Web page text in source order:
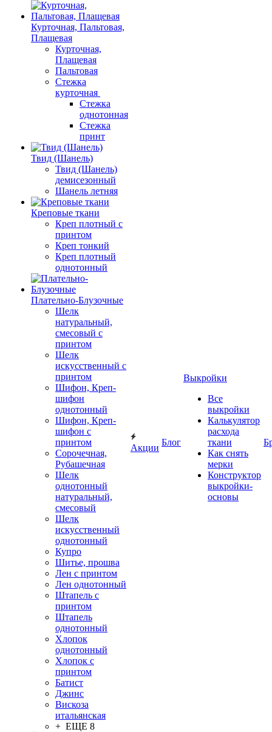
Курточная, Пальтовая,
Плащевая
Курточная,
Плащевая
Пальтовая
Стежка
курточная
Стежка
однотонная
Стежка
принт
Твид (Шанель)
Твид (Шанель)
демисезонный
Шанель летняя
Креповые ткани
Креп плотный с
принтом
Креп тонкий
Креп плотный
однотонный
Плательно-Блузочные
Шелк
натуральный,
смесовый с
принтом
Шелк
искусственный с
принтом
Шифон, Креп-
шифон
однотонный
Шифон, Креп-
шифон с
принтом
Сорочечная,
Рубашечная
Шелк
однотонный
натуральный,
смесовый
Шелк
искусственный
однотонный
Купро
Шитье, прошва
Лен с принтом
Лен однотонный
Штапель с
принтом
Штапель
однотонный
Хлопок
однотонный
Хлопок с
принтом
Батист
Джинс
Вискоза
итальянская
+ ЕЩЕ 8
Акции
Блог
Выкройки
Все
выкройки
Калькулятор
расхода
ткани
Как снять
мерки
Конструктор
выкройки-
основы